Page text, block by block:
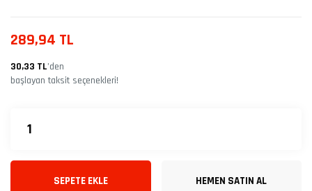
289,94 TL
30,33 TL’den
başlayan taksit seçenekleri!
SEPETE EKLE HEMEN SATIN AL